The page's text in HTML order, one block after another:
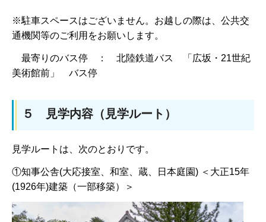
※駐車スペースはございません。お越しの際は、公共交
通機関等のご利用をお願いします。
最寄りのバス停 ： 北陸鉄道バス 「広坂・21世紀
美術館前」 バス停
５ 見学内容（見学ルート）
見学ルートは、次のとおりです。
①知事公舎(大応接室、和室、蔵、日本庭園) ＜大正15年
(1926年)建築（一部移築）＞